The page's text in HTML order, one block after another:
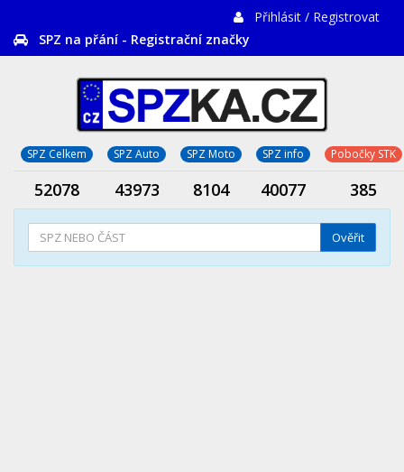
Přihlásit / Registrovat
SPZ na přání - Registrační značky
SPZ Celkem SPZ Auto SPZ Moto SPZ info Pobočky STK
52078 43973 8104 40077 385
Ověřit